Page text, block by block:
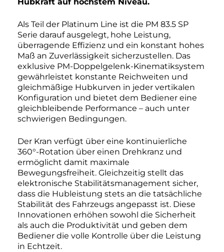
Hubkraft auf höchstem Niveau.
Als Teil der Platinum Line ist die PM 83.5 SP
Serie darauf ausgelegt, hohe Leistung,
überragende Effizienz und ein konstant hohes
Maß an Zuverlässigkeit sicherzustellen. Das
exklusive PM-Doppelgelenk-Kinematiksystem
gewährleistet konstante Reichweiten und
gleichmäßige Hubkurven in jeder vertikalen
Konfiguration und bietet dem Bediener eine
gleichbleibende Performance – auch unter
schwierigen Bedingungen.
Der Kran verfügt über eine kontinuierliche
360°-Rotation über einen Drehkranz und
ermöglicht damit maximale
Bewegungsfreiheit. Gleichzeitig stellt das
elektronische Stabilitätsmanagement sicher,
dass die Hubleistung stets an die tatsächliche
Stabilität des Fahrzeugs angepasst ist. Diese
Innovationen erhöhen sowohl die Sicherheit
als auch die Produktivität und geben dem
Bediener die volle Kontrolle über die Leistung
in Echtzeit.